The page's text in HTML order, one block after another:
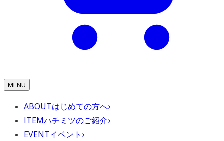
MENU
ABOUTはじめての方へ›
ITEMハチミツのご紹介›
EVENTイベント ›